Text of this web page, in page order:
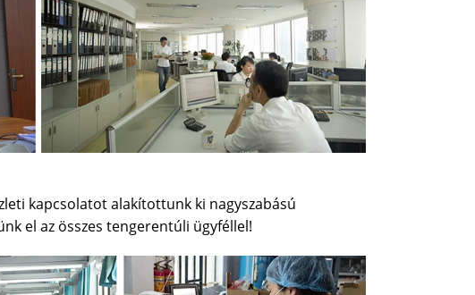
kapcsolatot alakítottunk ki nagyszabású
el az összes tengerentúli ügyféllel!